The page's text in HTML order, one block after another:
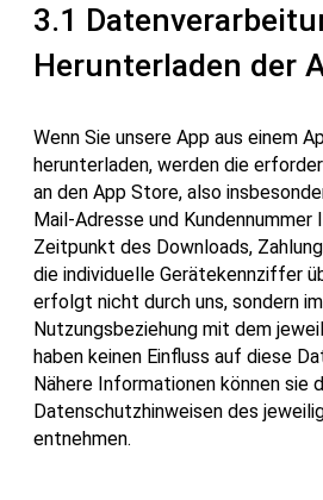
3.1
Herunterladen der
Wenn Sie unsere App aus einem
herunterladen, werden die
an den App Store, also
Mail-Adresse und Kundennummer
Zeitpunkt des Downloads,
die individuelle Gerätekennziffer
erfolgt nicht durch uns, sondern
Nutzungsbeziehung mit dem
haben keinen Einfluss auf diese
Nähere Informationen können sie
Datenschutzhinweisen des
entnehmen.